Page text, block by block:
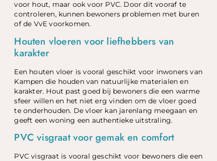
voor hout, maar ook voor PVC. Door dit vooraf te
controleren, kunnen bewoners problemen met buren
of de VvE voorkomen.
Houten vloeren voor liefhebbers van
karakter
Een houten vloer is vooral geschikt voor inwoners van
Kampen die houden van natuurlijke materialen en
karakter. Hout past goed bij bewoners die een warme
sfeer willen en het niet erg vinden om de vloer goed
te onderhouden. De vloer kan jarenlang meegaan en
geeft een woning een authentieke uitstraling.
PVC visgraat voor gemak en comfort
PVC visgraat is vooral geschikt voor bewoners die een